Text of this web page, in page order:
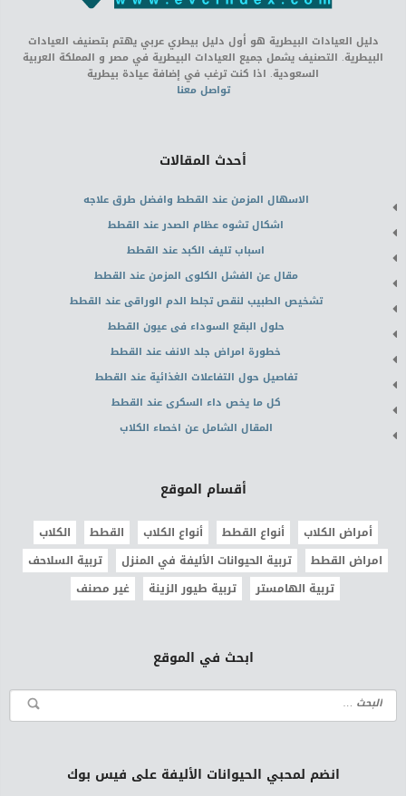
دليل العيادات البيطرية هو أول دليل بيطري عربي يهتم بتصنيف العيادات
البيطرية. التصنيف يشمل جميع العيادات البيطرية في مصر و المملكة العربية
السعودية. اذا كنت ترغب في إضافة عيادة بيطرية
تواصل معنا
أحدث المقالات
الاسهال المزمن عند القطط وافضل طرق علاجه
اشكال تشوه عظام الصدر عند القطط
اسباب تليف الكبد عند القطط
مقال عن الفشل الكلوى المزمن عند القطط
تشخيص الطبيب لنقص تجلط الدم الوراقى عند القطط
حلول البقع السوداء فى عيون القطط
خطورة امراض جلد الانف عند القطط
تفاصيل حول التفاعلات الغذائية عند القطط
كل ما يخص داء السكرى عند القطط
المقال الشامل عن اخصاء الكلاب
أقسام الموقع
أمراض الكلاب أنواع القطط أنواع الكلاب القطط
الكلاب
امراض القطط
تربية الحيوانات الأليفة في المنزل
تربية السلاحف
تربية الهامستر
تربية طيور الزينة غير مصنف
ابحث في الموقع
انضم لمحبي الحيوانات الأليفة على فيس بوك